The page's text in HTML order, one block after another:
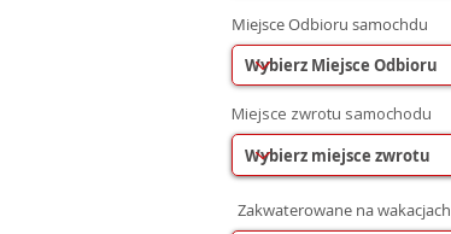
Miejsce Odbioru samochdu
Miejsce zwrotu samochodu
Zakwaterowane na wakacjach